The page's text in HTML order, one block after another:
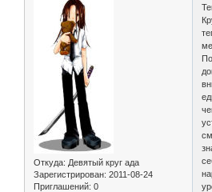
Откуда: Девятый круг ада
Зарегистрирован: 2011-08-24
Приглашений: 0